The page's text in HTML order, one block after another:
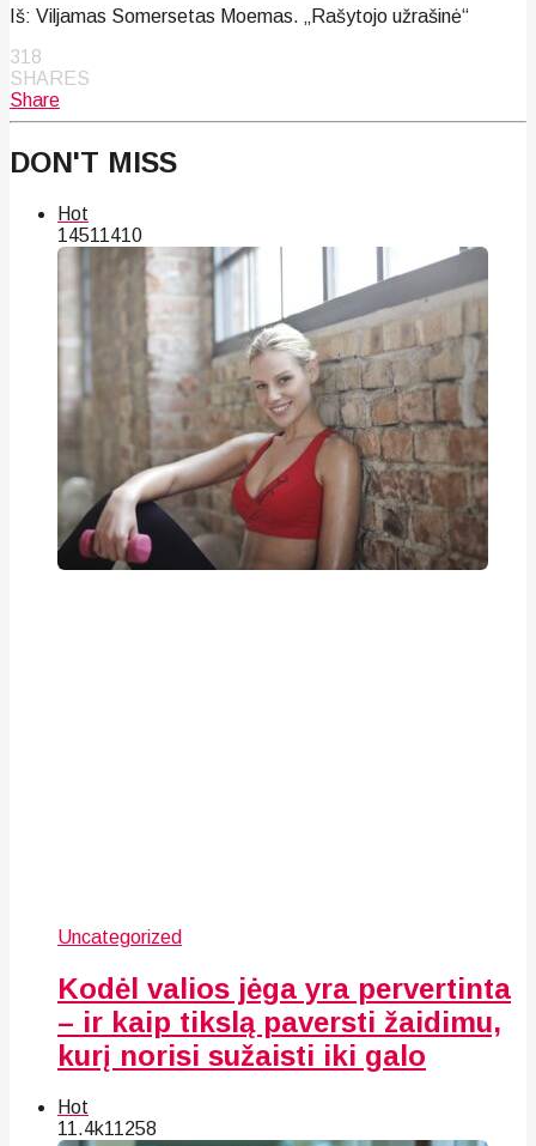
Iš: Viljamas Somersetas Moemas. „Rašytojo užrašinė“
318
SHARES
Share
DON'T MISS
Hot
14511410
Uncategorized
Kodėl valios jėga yra pervertinta
– ir kaip tikslą paversti žaidimu,
kurį norisi sužaisti iki galo
Hot
11.4k11258